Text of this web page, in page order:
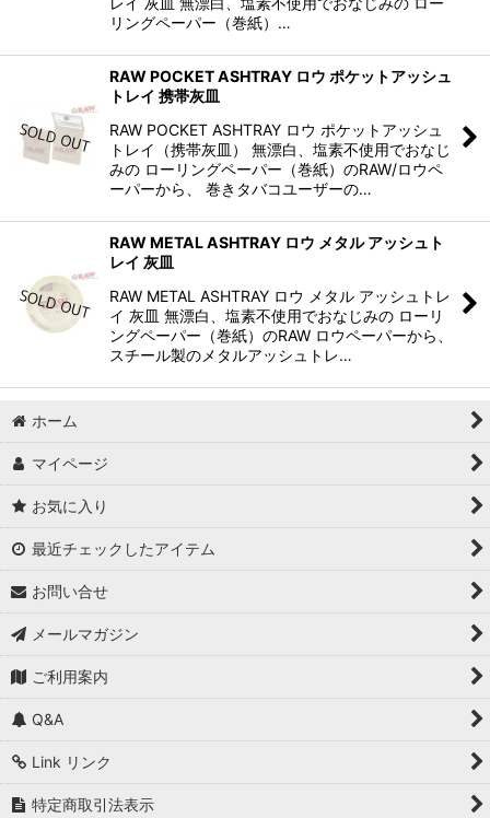
リングペーパー（巻紙）…
RAW POCKET ASHTRAY ロウ ポケットアッシュ
トレイ 携帯灰皿
RAW POCKET ASHTRAY ロウ ポケットアッシュ
トレイ（携帯灰皿） 無漂白、塩素不使用でおなじ
みの ローリングペーパー（巻紙）のRAW/ロウペ
ーパーから、 巻きタバコユーザーの…
RAW METAL ASHTRAY ロウ メタル アッシュト
レイ 灰皿
RAW METAL ASHTRAY ロウ メタル アッシュトレ
イ 灰皿 無漂白、塩素不使用でおなじみの ローリ
ングペーパー（巻紙）のRAW ロウペーパーから、
スチール製のメタルアッシュトレ…
ホーム
マイページ
お気に入り
最近チェックしたアイテム
お問い合せ
メールマガジン
ご利用案内
Q&A
Link リンク
特定商取引法表示